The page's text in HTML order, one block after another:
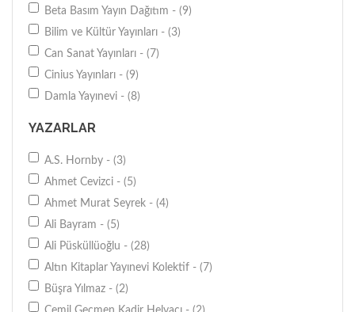
Beta Basım Yayın Dağıtım - (9)
Bilim ve Kültür Yayınları - (3)
Can Sanat Yayınları - (7)
Cinius Yayınları - (9)
Damla Yayınevi - (8)
Ensar Neşriyat Tic. A.Ş. - (9)
Fono Açıköğr.Kur. Yayınları - (47)
Gökçe Kitabevi Yayınları - (4)
Huzur Yayınevi - (3)
İnkılap Kitabevi - (39)
İş Bankası Kültür Yayınları - (8)
Kabalcı Yayınevi - (3)
YAZARLAR
A.S. Hornby - (3)
Ahmet Cevizci - (5)
Ahmet Murat Seyrek - (4)
Ali Bayram - (5)
Ali Püsküllüoğlu - (28)
Altın Kitaplar Yayınevi Kolektif - (7)
Büşra Yılmaz - (2)